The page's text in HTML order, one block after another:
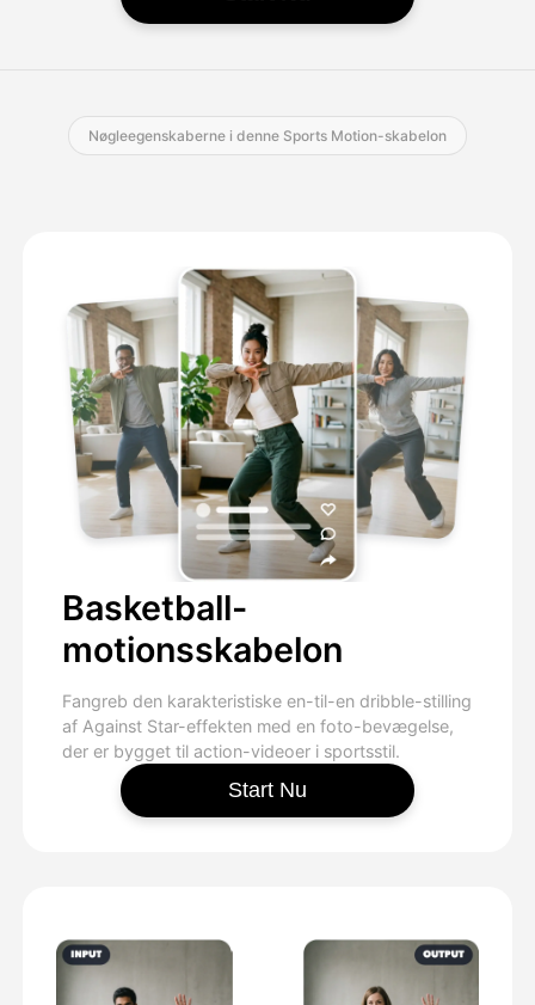
Nøgleegenskaberne i denne Sports Motion-skabelon
Basketball-
motionsskabelon
Fangreb den karakteristiske en-til-en dribble-stilling
af Against Star-effekten med en foto-bevægelse,
der er bygget til action-videoer i sportsstil.
Start Nu